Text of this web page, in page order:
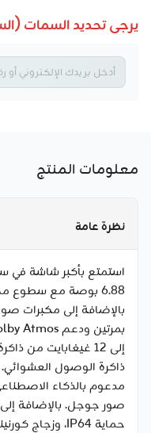
يرجى تحديد السمات
معلومات المنتج
نظرة عامة
استمتع بأكبر شاشة في
6.88 بوصة مع
بالإضافة إلى مكبرات
إلى 12 غيغابايت
ذاكرة الوصول
صور جوجل. بالإضافة